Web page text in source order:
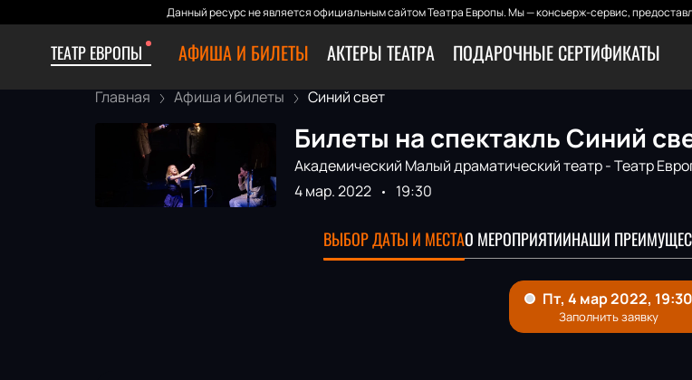
Данный ресурс не является официальным сайтом Театра Европы. Мы — консьерж-сервис,
ТЕАТР ЕВРОПЫ АФИША И БИЛЕТЫ АКТЕРЫ ТЕАТРА ПОДАРОЧНЫЕ СЕРТИФИКАТЫ
Главная Афиша и билеты Синий свет
Билеты на спектакль Синий
Академический Малый драматический театр - Театр
4 мар. 2022
19:30
ВЫБОР ДАТЫ И МЕСТАО МЕРОПРИЯТИИНАШИ